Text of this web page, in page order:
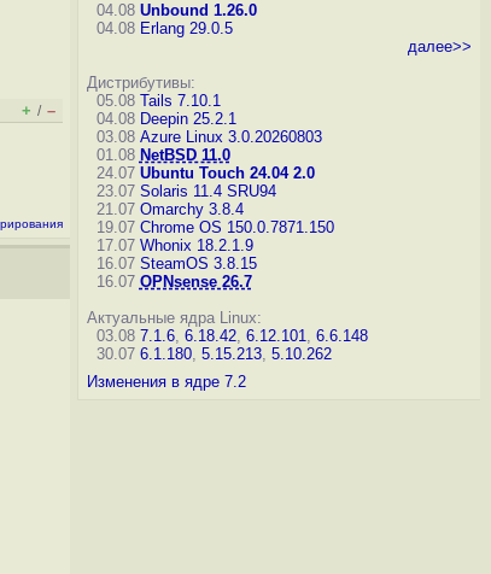
+ / –
04.08 Unbound 1.26.0
04.08 Erlang 29.0.5
далее>>
Дистрибутивы:
05.08 Tails 7.10.1
04.08 Deepin 25.2.1
03.08 Azure Linux 3.0.20260803
01.08 NetBSD 11.0
24.07 Ubuntu Touch 24.04 2.0
23.07 Solaris 11.4 SRU94
21.07 Omarchy 3.8.4
19.07 Chrome OS 150.0.7871.150
17.07 Whonix 18.2.1.9
16.07 SteamOS 3.8.15
16.07 OPNsense 26.7
Актуальные ядра Linux:
03.08 7.1.6, 6.18.42, 6.12.101, 6.6.148
30.07 6.1.180, 5.15.213, 5.10.262
Изменения в ядре 7.2